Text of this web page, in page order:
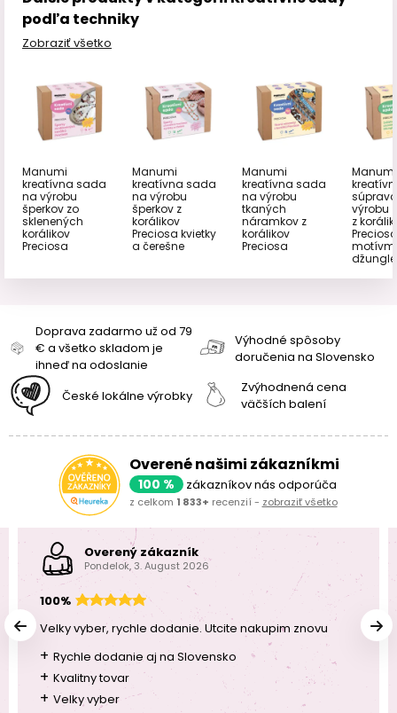
podľa techniky
Zobraziť všetko
Manumi
kreatívna sada
na výrobu
šperkov zo
sklenených
korálikov
Preciosa
Manumi
kreatívna sada
na výrobu
šperkov z
korálikov
Preciosa kvietky
a čerešne
Manumi
kreatívna sada
na výrobu
tkaných
náramkov z
korálikov
Preciosa
Manumi
výrobu
z
motívmi
džungle
Doprava zadarmo už od 79
€ a všetko skladom je
ihneď na odoslanie
Výhodné spôsoby
doručenia na Slovensko
České lokálne výrobky
Zvýhodnená cena
väčších balení
Overené našimi zákazníkmi
100 % zákazníkov nás odporúča
z celkom 1 833+ recenzií - zobraziť všetko
Overený zákazník
Pondelok, 3. August 2026
100%
Velky vyber, rychle dodanie. Utcite nakupim znovu
+ Rychle dodanie aj na Slovensko
+ Kvalitny tovar
+ Velky vyber